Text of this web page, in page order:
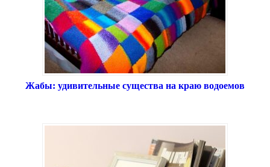
Жабы: удивительные существа на краю водоемов